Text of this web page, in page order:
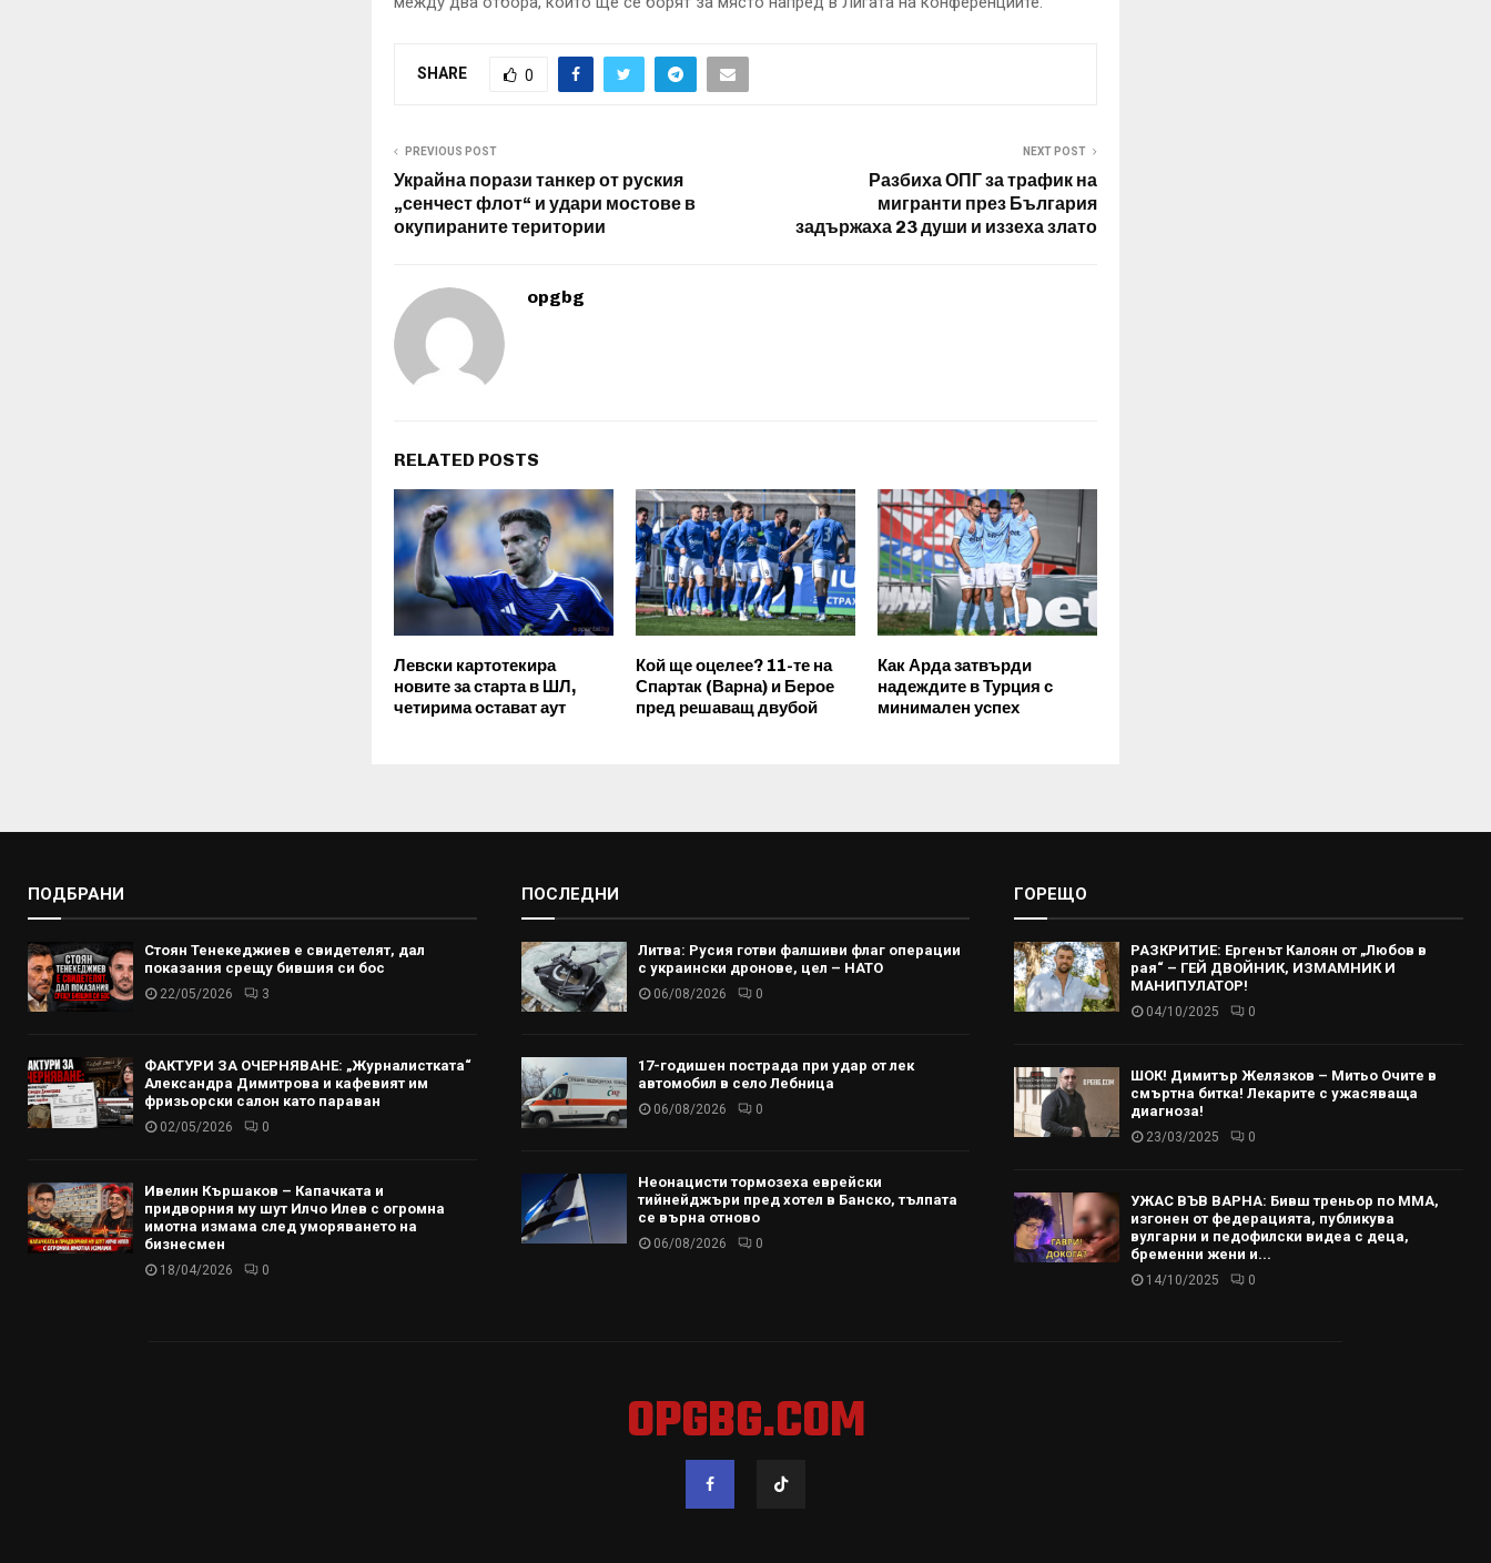
SHARE 0
PREVIOUS POST
Украйна порази танкер от руския
„сенчест флот“ и удари мостове в
окупираните територии
NEXT POST
Разбиха ОПГ за трафик на
мигранти през България
задържаха 23 души и иззеха злато
opgbg
RELATED POSTS
Левски картотекира
новите за старта в ШЛ,
четирима остават аут
Кой ще оцелее? 11-те на
Спартак (Варна) и Берое
пред решаващ двубой
Как Арда затвърди
надеждите в Турция с
минимален успех
ПОДБРАНИ
Стоян Тенекеджиев е свидетелят, дал
показания срещу бившия си бос
22/05/2026 3
ФАКТУРИ ЗА ОЧЕРНЯВАНЕ: „Журналистката“
Александра Димитрова и кафевият им
фризьорски салон като параван
02/05/2026 0
Ивелин Кършаков – Капачката и
придворния му шут Илчо Илев с огромна
имотна измама след уморяването на
бизнесмен
18/04/2026 0
ПОСЛЕДНИ
Литва: Русия готви фалшиви флаг операции
с украински дронове, цел – НАТО
06/08/2026 0
17-годишен пострада при удар от лек
автомобил в село Лебница
06/08/2026 0
Неонацисти тормозеха еврейски
тийнейджъри пред хотел в Банско, тълпата
се върна отново
06/08/2026 0
ГОРЕЩО
РАЗКРИТИЕ: Ергенът Калоян от „Любов в
рая“ – ГЕЙ ДВОЙНИК, ИЗМАМНИК И
МАНИПУЛАТОР!
04/10/2025 0
ШОК! Димитър Желязков – Митьо Очите в
смъртна битка! Лекарите с ужасяваща
диагноза!
23/03/2025 0
УЖАС ВЪВ ВАРНА: Бивш треньор по ММА,
изгонен от федерацията, публикува
вулгарни и педофилски видеа с деца,
бременни жени и...
14/10/2025 0
OPGBG.COM